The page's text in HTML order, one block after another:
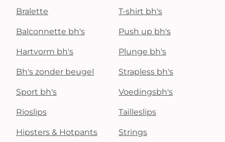
Bralette T-shirt bh's
Balconnette bh's Push up bh's
Hartvorm bh's Plunge bh's
Bh's zonder beugel Strapless bh's
Sport bh's Voedingsbh's
Rioslips Tailleslips
Hipsters & Hotpants Strings